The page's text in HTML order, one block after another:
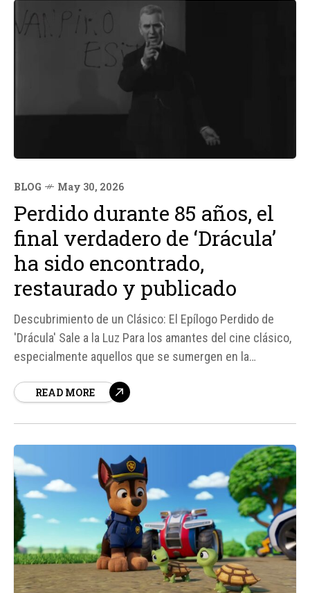
BLOG May 30, 2026
Perdido durante 85 años, el
final verdadero de ‘Drácula’
ha sido encontrado,
restaurado y publicado
Descubrimiento de un Clásico: El Epílogo Perdido de
'Drácula' Sale a la Luz Para los amantes del cine clásico,
especialmente aquellos que se sumergen en la
considerado perdido es un acontecimiento
READ MORE